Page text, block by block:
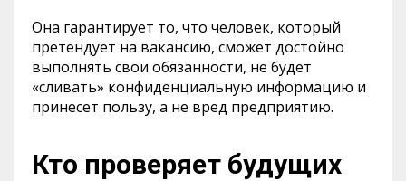
Она гарантирует то, что человек, который
претендует на вакансию, сможет достойно
выполнять свои обязанности, не будет
«сливать» конфиденциальную информацию и
принесет пользу, а не вред предприятию.
Кто проверяет будущих